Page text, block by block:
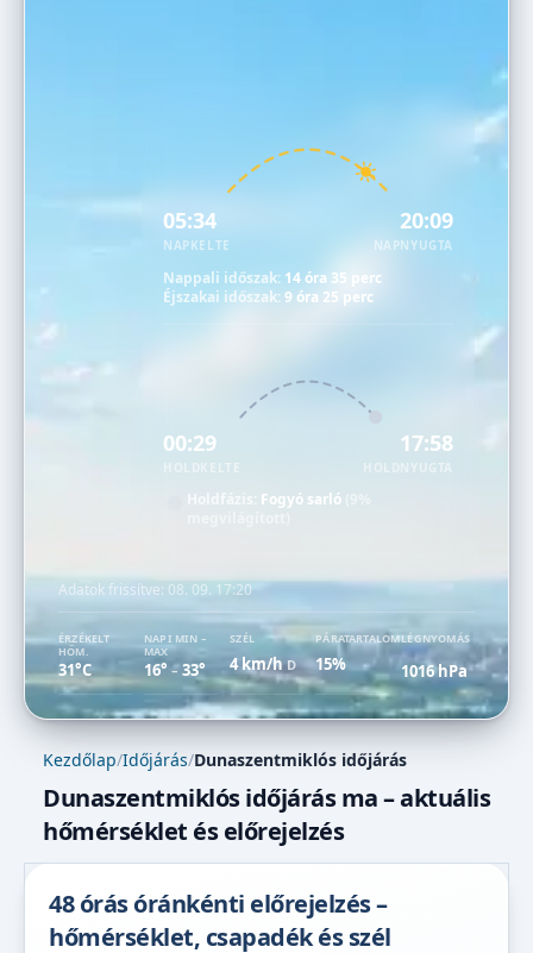
05:34
NAPKELTE
20:09
NAPNYUGTA
Nappali időszak: 14 óra 35 perc
Éjszakai időszak:9 óra 25 perc
00:29 17:58
HOLDNYUGTA
Holdfázis: Fogyó sarló
Adatok frissítve: 08. 09. 17:20
ÉRZÉKELT
HŐM.
31°C
NAPI MIN –
MAX
16° –33°
SZÉL
4 km/hD
PÁRATARTALOM
15%
LÉGNYOMÁS
1016 hPa
Kezdőlap/Időjárás/Dunaszentmiklós időjárás
Dunaszentmiklós időjárás ma – aktuális
hőmérséklet és előrejelzés
48 órás óránkénti előrejelzés –
hőmérséklet, csapadék és szél